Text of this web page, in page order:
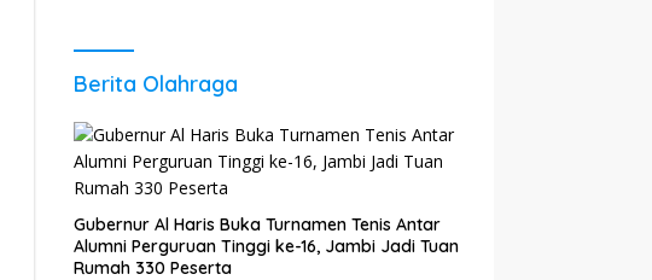
Berita Olahraga
Gubernur Al Haris Buka Turnamen Tenis Antar
Alumni Perguruan Tinggi ke-16, Jambi Jadi Tuan
Rumah 330 Peserta